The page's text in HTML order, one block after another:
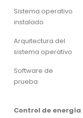
Sistema operativo
instalado
Arquitectura del
sistema operativo
Software de
prueba
Control de energía